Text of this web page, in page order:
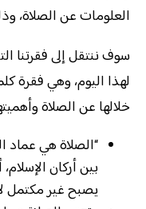
العلومات عن الصلاة،
سوف ننتقل إلى فقرتنا
لهذا اليوم، وهي فقرة
خلالها عن الصلاة
“الصلاة هي عماد
بين أركان
يصبح غير مكتمل